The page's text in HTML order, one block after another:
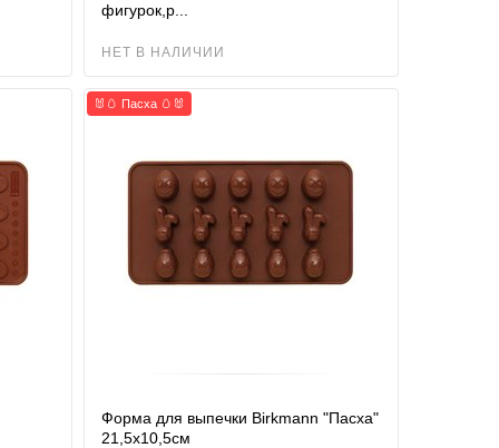
фигурок,р...
НЕТ В НАЛИЧИИ
Форма для выпечки Birkmann "Пасха"
21,5х10,5см
🐰🥚 Пасха 🥚🐰